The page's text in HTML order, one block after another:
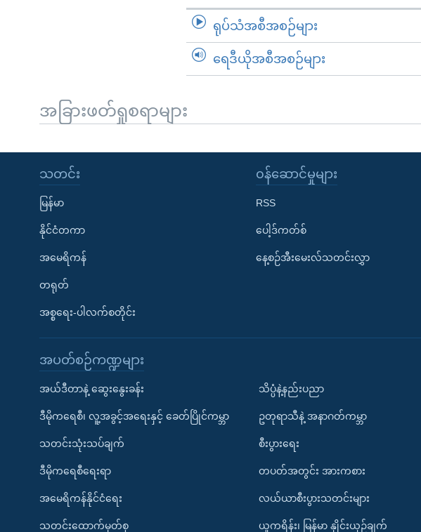
ရုပ်သံအစီအစဉ်များ
ရေဒီယိုအစီအစဉ်များ
အခြားဖတ်ရှုစရာများ
သတင်း
မြန်မာ
နိုင်ငံတကာ
အမေရိကန်
တရုတ်
အစ္စရေး-ပါလက်စတိုင်း
၀န်ဆောင်မှုများ
RSS
ပေါ့ဒ်ကတ်စ်
နေ့စဉ်အီးမေးလ်သတင်းလွှာ
အပတ်စဉ်ကဏ္ဍများ
အယ်ဒီတာနဲ့ ဆွေးနွေးခန်း
ဒီမိုကရေစီ၊ လူ့အခွင့်အရေးနှင့် ခေတ်ပြိုင်ကမ္ဘာ
သတင်းသုံးသပ်ချက်
ဒီမိုကရေစီရေးရာ
အမေရိကန်နိုင်ငံရေး
သတင်းထောက်မှတ်စု
သိပ္ပံနဲ့နည်းပညာ
ဥတုရာသီနဲ့ အနာဂတ်ကမ္ဘာ
စီးပွားရေး
တပတ်အတွင်း အားကစား
လယ်ယာစီးပွားသတင်းများ
ယူကရိန်း၊ မြန်မာ နှိုင်းယှဉ်ချက်